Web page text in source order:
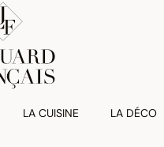
LA CUISINE LA DÉCO